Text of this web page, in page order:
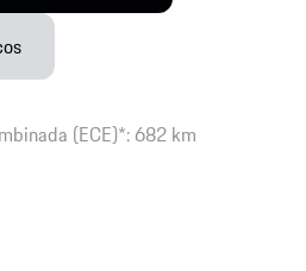
(ECE)*: 682 km